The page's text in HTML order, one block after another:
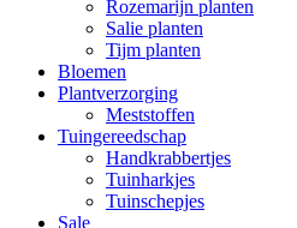
Rozemarijn planten
Salie planten
Tijm planten
Bloemen
Plantverzorging
Meststoffen
Tuingereedschap
Handkrabbertjes
Tuinharkjes
Tuinschepjes
Sale